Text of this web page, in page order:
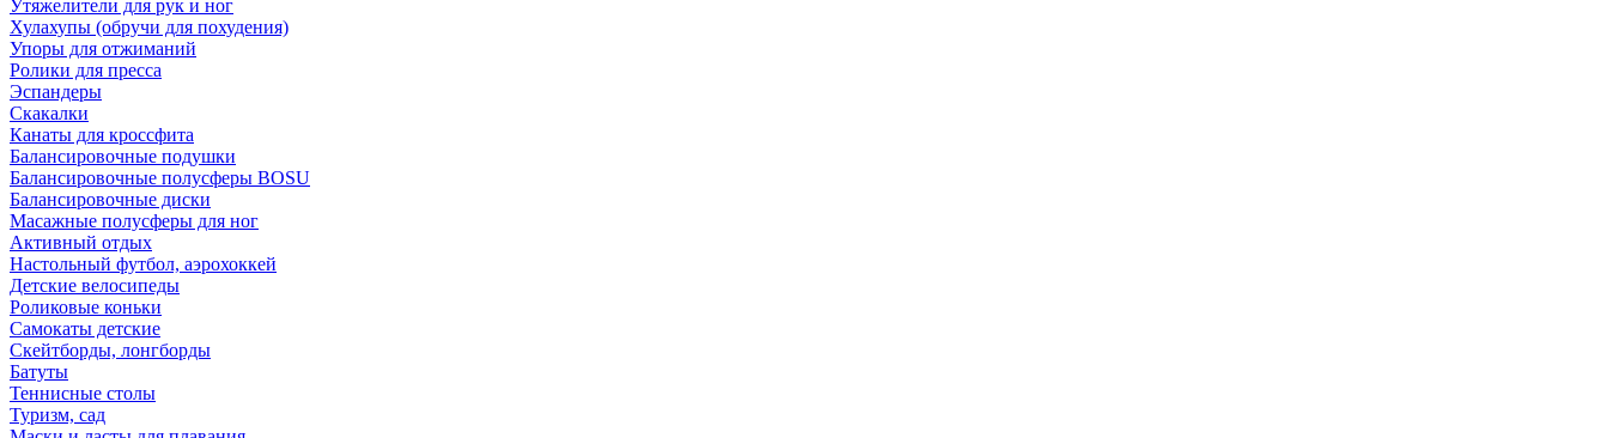
Утяжелители для рук и ног
Хулахупы (обручи для похудения)
Упоры для отжиманий
Ролики для пресса
Эспандеры
Скакалки
Канаты для кроссфита
Балансировочные подушки
Балансировочные полусферы BOSU
Балансировочные диски
Масажные полусферы для ног
Активный отдых
Настольный футбол, аэрохоккей
Детские велосипеды
Роликовые коньки
Самокаты детские
Скейтборды, лонгборды
Батуты
Теннисные столы
Туризм, сад